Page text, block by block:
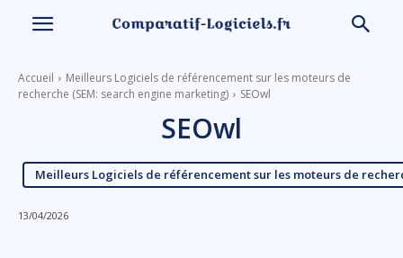
Accueil
Meilleurs Logiciels de référencement sur les moteurs de
recherche (SEM: search engine marketing)
SEOwl
SEOwl
Meilleurs Logiciels de référencement sur les moteurs de
13/04/2026